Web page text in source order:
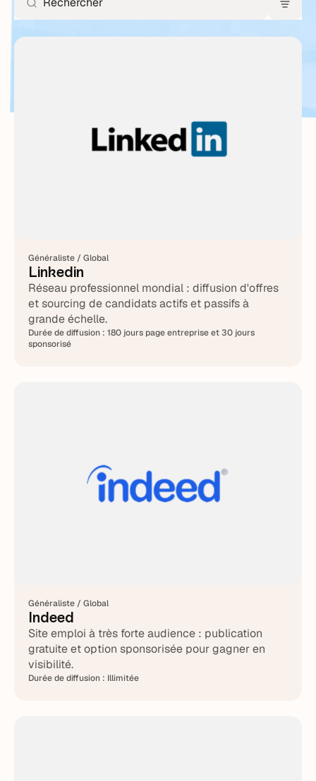
Généraliste / Global
Linkedin
Réseau professionnel mondial : diffusion d'offres
et sourcing de candidats actifs et passifs à
grande échelle.
Durée de diffusion :180 jours page entreprise et 30 jours
sponsorisé
Généraliste / Global
Indeed
Site emploi à très forte audience : publication
gratuite et option sponsorisée pour gagner en
visibilité.
Durée de diffusion : Illimitée